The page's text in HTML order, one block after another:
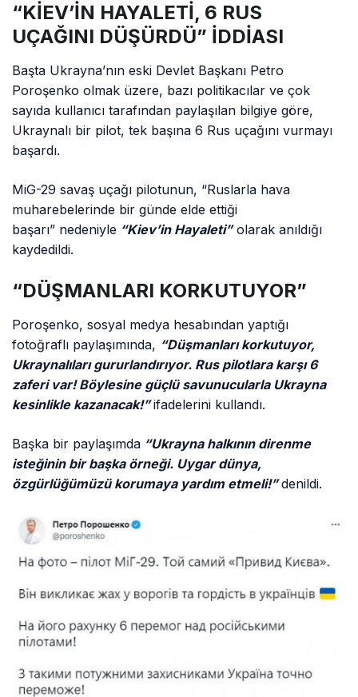
“KİEV’İN HAYALETİ, 6 RUS
UÇAĞINI DÜŞÜRDÜ” İDDİASI
Başta Ukrayna’nın eski Devlet Başkanı Petro
Poroşenko olmak üzere, bazı politikacılar ve çok
sayıda kullanıcı tarafından paylaşılan bilgiye göre,
Ukraynalı bir pilot, tek başına 6 Rus uçağını vurmayı
başardı.
MiG-29 savaş uçağı pilotunun, “Ruslarla hava
muharebelerinde bir günde elde ettiği
başarı” nedeniyle “Kiev’in Hayaleti”olarak anıldığı
kaydedildi.
“DÜŞMANLARI KORKUTUYOR”
Poroşenko, sosyal medya hesabından yaptığı
fotoğraflı paylaşımında, “Düşmanları korkutuyor,
Ukraynalıları gururlandırıyor. Rus pilotlara karşı 6
zaferi var! Böylesine güçlü savunucularla Ukrayna
kesinlikle kazanacak!”ifadelerini kullandı.
Başka bir paylaşımda “Ukrayna halkının direnme
isteğinin bir başka örneği. Uygar dünya,
özgürlüğümüzü korumaya yardım etmeli!”denildi.